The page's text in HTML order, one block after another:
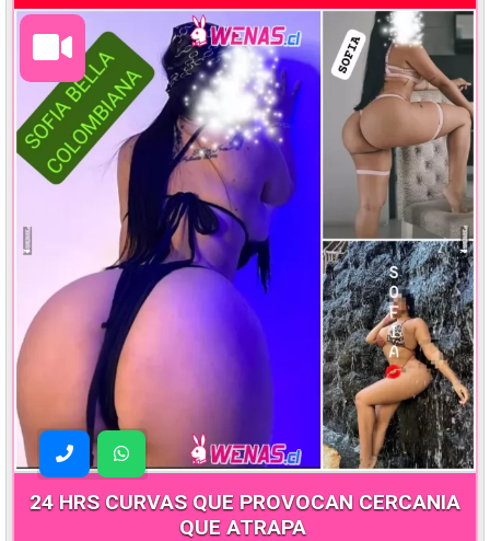
24 HRS CURVAS QUE PROVOCAN CERCANIA
QUE ATRAPA